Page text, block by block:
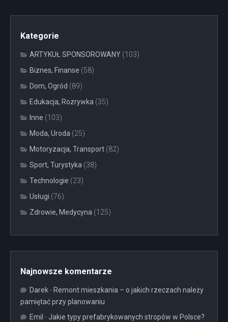
Kategorie
ARTYKUŁ SPONSOROWANY (103)
Biznes, Finanse (58)
Dom, Ogród (89)
Edukacja, Rozrywka (35)
Inne (103)
Moda, Uroda (25)
Motoryzacja, Transport (82)
Sport, Turystyka (38)
Technologie (23)
Usługi (76)
Zdrowie, Medycyna (125)
Najnowsze komentarze
Darek- Remont mieszkania – o jakich rzeczach należy
pamiętać przy planowaniu
Emil - Jakie typy prefabrykowanych stropów w Polsce?